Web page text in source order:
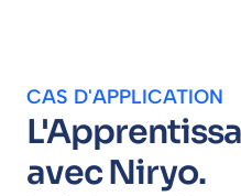
CAS D'APPLICATION
avec Niryo.